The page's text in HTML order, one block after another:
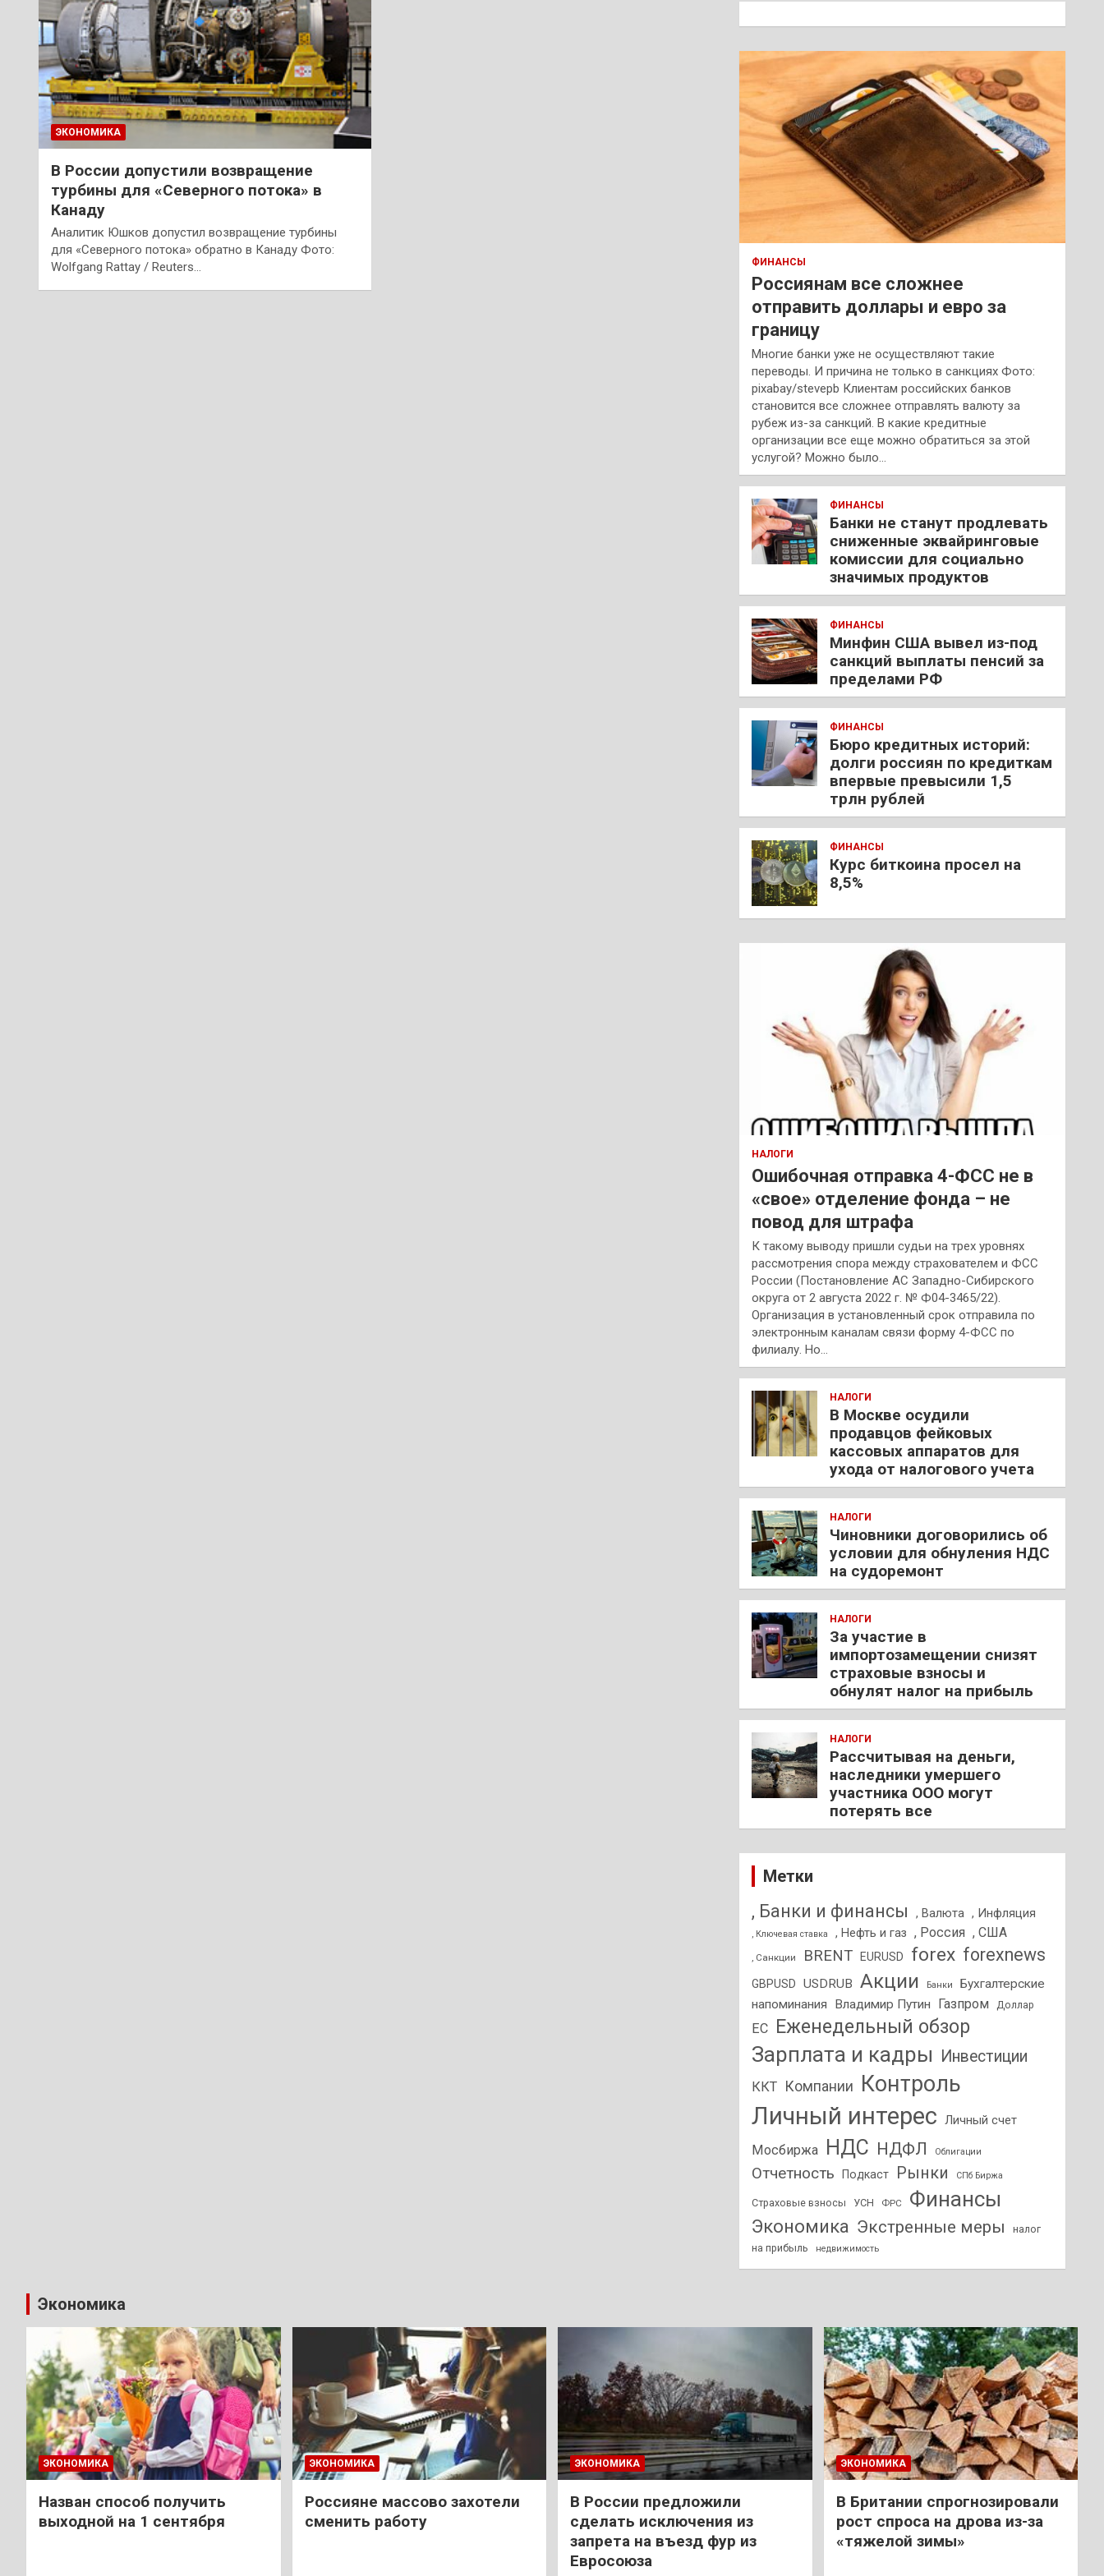
ЭКОНОМИКА
В России допустили возвращение
турбины для «Северного потока» в
Канаду
Аналитик Юшков допустил возвращение турбины
для «Северного потока» обратно в Канаду Фото:
Wolfgang Rattay / Reuters…
к
ФИНАНСЫ
Россиянам все сложнее
отправить доллары и евро за
границу
Многие банки уже не осуществляют такие
переводы. И причина не только в санкциях Фото:
pixabay/stevepb Клиентам российских банков
становится все сложнее отправлять валюту за
рубеж из-за санкций. В какие кредитные
организации все еще можно обратиться за этой
услугой? Можно было…
ФИНАНСЫ
Банки не станут продлевать
сниженные эквайринговые
комиссии для социально
значимых продуктов
ФИНАНСЫ
Минфин США вывел из-под
санкций выплаты пенсий за
пределами РФ
ФИНАНСЫ
Бюро кредитных историй:
долги россиян по кредиткам
впервые превысили 1,5
трлн рублей
ФИНАНСЫ
Курс биткоина просел на
8,5%
НАЛОГИ
Ошибочная отправка 4-ФСС не в
«свое» отделение фонда – не
повод для штрафа
К такому выводу пришли судьи на трех уровнях
рассмотрения спора между страхователем и ФСС
России (Постановление АС Западно-Сибирского
округа от 2 августа 2022 г. № Ф04-3465/22).
Организация в установленный срок отправила по
электронным каналам связи форму 4-ФСС по
филиалу. Но…
НАЛОГИ
В Москве осудили
продавцов фейковых
кассовых аппаратов для
ухода от налогового учета
НАЛОГИ
Чиновники договорились об
условии для обнуления НДС
на судоремонт
НАЛОГИ
За участие в
импортозамещении снизят
страховые взносы и
обнулят налог на прибыль
НАЛОГИ
Рассчитывая на деньги,
наследники умершего
участника ООО могут
потерять все
Метки
, Банки и финансы , Валюта , Инфляция
, Ключевая ставка , Нефть и газ , Россия , США
, Санкции BRENT EURUSD forex forexnews
GBPUSD USDRUB Акции Банки
Бухгалтерские
напоминания
Владимир Путин Газпром Доллар
ЕС Еженедельный обзор
Зарплата и кадры Инвестиции
ККТ Компании Контроль
Личный интерес Личный счет
Мосбиржа НДС НДФЛ Облигации
Отчетность Подкаст Рынки СПб Биржа
Страховые взносы УСН ФРС Финансы
Экономика Экстренные меры
налог
на прибыль
недвижимость
Экономика
ЭКОНОМИКА
Назван способ получить
выходной на 1 сентября
ЭКОНОМИКА
Россияне массово захотели
сменить работу
ЭКОНОМИКА
В России предложили
сделать исключения из
запрета на въезд фур из
Евросоюза
ЭКОНОМИКА
В Британии спрогнозировали
рост спроса на дрова из-за
«тяжелой зимы»